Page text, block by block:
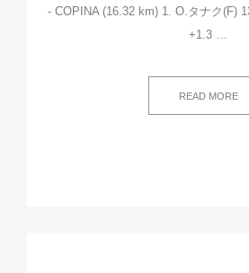
- COPINA (16.32 km) 1. O.タナク(F)
+1.3 …
READ MORE